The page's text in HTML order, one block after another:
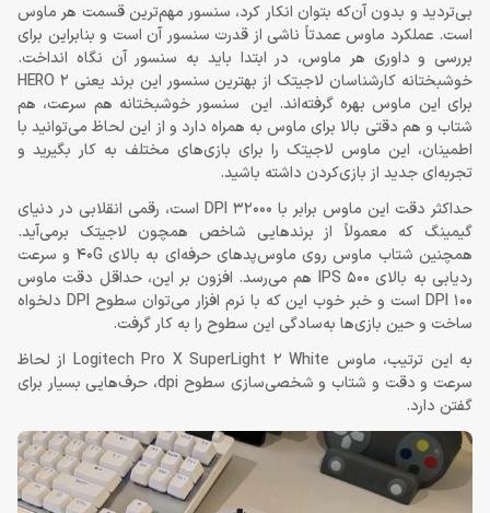
بی‌تردید و بدون آن‌که بتوان انکار کرد، سنسور مهم‌ترین قسمت هر ماوس
است. عملکرد ماوس عمدتاً ناشی از قدرت سنسور آن است و بنابراین برای
بررسی و داوری هر ماوس، در ابتدا باید به سنسور آن نگاه انداخت.
خوشبختانه کارشناسان لاجیتک از بهترین سنسور این برند یعنی HERO 2
برای این ماوس بهره گرفته‌اند. این سنسور خوشبختانه هم سرعت، هم
شتاب و هم دقتی بالا برای ماوس به همراه دارد و از این لحاظ می‌توانید با
اطمینان، این ماوس لاجیتک را برای بازی‌های مختلف به کار بگیرید و
تجربه‌ای جدید از بازی‌کردن داشته باشید.
حداکثر دقت این ماوس برابر با 32000 DPI است، رقمی انقلابی در دنیای
گیمینگ که معمولاً از برندهایی شاخص همچون لاجیتک برمی‌آید.
همچنین شتاب ماوس روی ماوس‌پدهای حرفه‌ای به بالای 40G و سرعت
ردیابی به بالای 500 IPS هم می‌رسد. افزون بر این، حداقل دقت ماوس
100 DPI است و خبر خوب این که با نرم افزار می‌توان سطوح DPI دلخواه
ساخت و حین بازی‌ها به‌سادگی این سطوح را به کار گرفت.
به این ترتیب، ماوس Logitech Pro X SuperLight 2 White از لحاظ
سرعت و دقت و شتاب و شخصی‌سازی سطوح dpi، حرف‌هایی بسیار برای
گفتن دارد.